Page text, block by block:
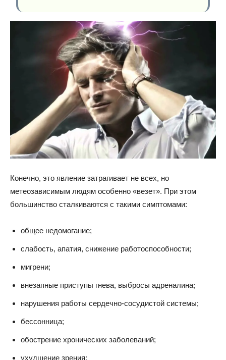
Конечно, это явление затрагивает не всех, но
метеозависимым людям особенно «везет». При этом
большинство сталкиваются с такими симптомами:
общее недомогание;
слабость, апатия, снижение работоспособности;
мигрени;
внезапные приступы гнева, выбросы адреналина;
нарушения работы сердечно-сосудистой системы;
бессонница;
обострение хронических заболеваний;
ухудшение зрения;